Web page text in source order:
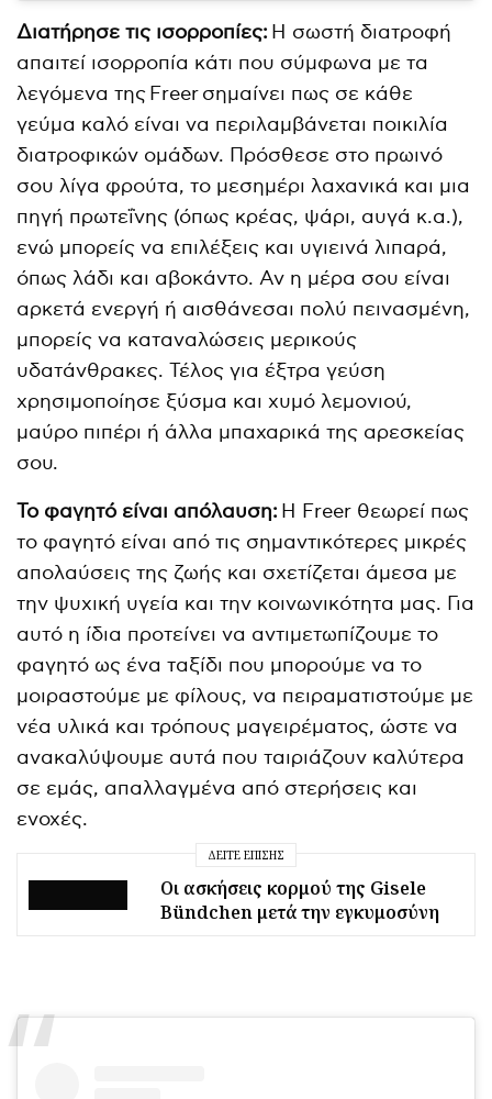
Διατήρησε τις ισορροπίες: H σωστή διατροφή
απαιτεί ισορροπία κάτι που σύμφωνα με τα
λεγόμενα της Freer σημαίνει πως σε κάθε
γεύμα καλό είναι να περιλαμβάνεται ποικιλία
διατροφικών ομάδων. Πρόσθεσε στο πρωινό
σου λίγα φρούτα, το μεσημέρι λαχανικά και μια
πηγή πρωτεΐνης (όπως κρέας, ψάρι, αυγά κ.α.),
ενώ μπορείς να επιλέξεις και υγιεινά λιπαρά,
όπως λάδι και αβοκάντο. Αν η μέρα σου είναι
αρκετά ενεργή ή αισθάνεσαι πολύ πεινασμένη,
μπορείς να καταναλώσεις μερικούς
υδατάνθρακες. Τέλος για έξτρα γεύση
χρησιμοποίησε ξύσμα και χυμό λεμονιού,
μαύρο πιπέρι ή άλλα μπαχαρικά της αρεσκείας
σου.
Το φαγητό είναι απόλαυση: H Freer θεωρεί πως
το φαγητό είναι από τις σημαντικότερες μικρές
απολαύσεις της ζωής και σχετίζεται άμεσα με
την ψυχική υγεία και την κοινωνικότητα μας. Για
αυτό η ίδια προτείνει να αντιμετωπίζουμε το
φαγητό ως ένα ταξίδι που μπορούμε να το
μοιραστούμε με φίλους, να πειραματιστούμε με
νέα υλικά και τρόπους μαγειρέματος, ώστε να
ανακαλύψουμε αυτά που ταιριάζουν καλύτερα
σε εμάς, απαλλαγμένα από στερήσεις και
ενοχές.
ΔΕΊΤΕ ΕΠΊΣΗΣ
Οι ασκήσεις κορμού της Gisele
Bündchen μετά την εγκυμοσύνη